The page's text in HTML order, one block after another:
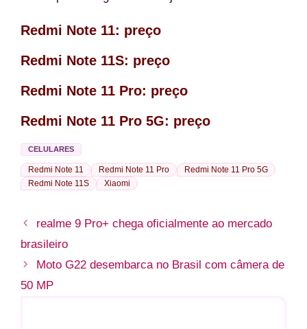
Redmi Note 11: preço
Redmi Note 11S: preço
Redmi Note 11 Pro: preço
Redmi Note 11 Pro 5G: preço
CELULARES
Redmi Note 11 Redmi Note 11 Pro
Redmi Note 11 Pro 5G
Redmi Note 11S
Xiaomi
realme 9 Pro+ chega oficialmente ao mercado
brasileiro
Moto G22 desembarca no Brasil com câmera de
50 MP